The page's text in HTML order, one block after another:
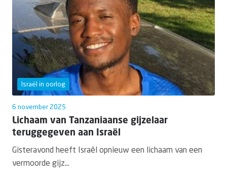
Israël in oorlog
6 november 2025
Lichaam van Tanzaniaanse gijzelaar
teruggegeven aan Israël
Gisteravond heeft Israël opnieuw een lichaam van een
vermoorde gijz...